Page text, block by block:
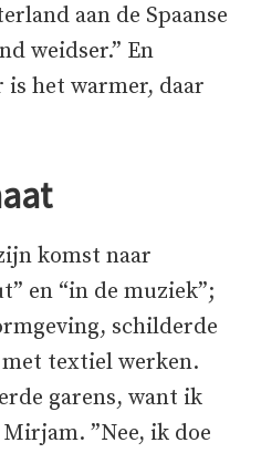
aan de Spaanse
weidser.” En
het warmer, daar
komst naar
en “in de muziek”;
schilderde
textiel werken.
garens, want ik
”Nee, ik doe